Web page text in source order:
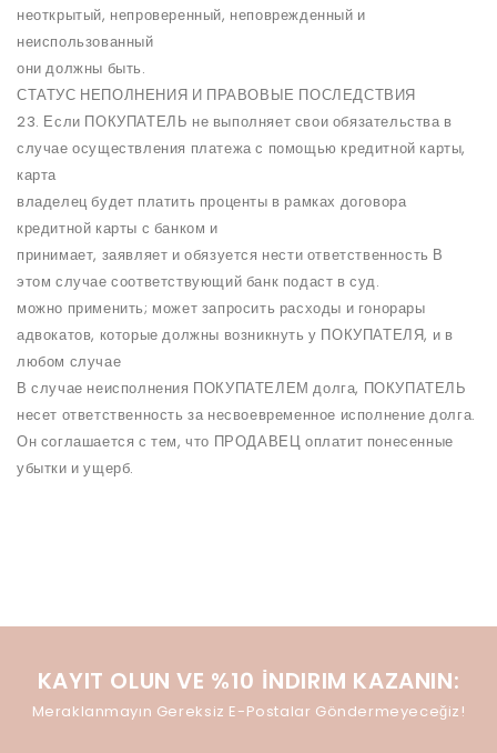
неоткрытый, непроверенный, неповрежденный и
неиспользованный
они должны быть.
СТАТУС НЕПОЛНЕНИЯ И ПРАВОВЫЕ ПОСЛЕДСТВИЯ
23. Если ПОКУПАТЕЛЬ не выполняет свои обязательства в
случае осуществления платежа с помощью кредитной карты,
карта
владелец будет платить проценты в рамках договора
кредитной карты с банком и
принимает, заявляет и обязуется нести ответственность В
этом случае соответствующий банк подаст в суд.
можно применить; может запросить расходы и гонорары
адвокатов, которые должны возникнуть у ПОКУПАТЕЛЯ, и в
любом случае
В случае неисполнения ПОКУПАТЕЛЕМ долга, ПОКУПАТЕЛЬ
несет ответственность за несвоевременное исполнение долга.
Он соглашается с тем, что ПРОДАВЕЦ оплатит понесенные
убытки и ущерб.
KAYIT OLUN VE %10 İNDIRIM KAZANIN:
Meraklanmayın Gereksiz E-Postalar Göndermeyeceğiz!